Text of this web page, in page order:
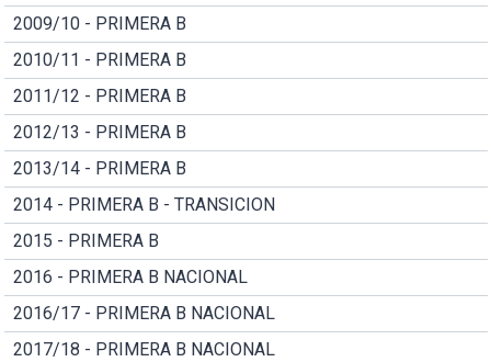
2009/10 - PRIMERA B
2010/11 - PRIMERA B
2011/12 - PRIMERA B
2012/13 - PRIMERA B
2013/14 - PRIMERA B
2014 - PRIMERA B - TRANSICION
2015 - PRIMERA B
2016 - PRIMERA B NACIONAL
2016/17 - PRIMERA B NACIONAL
2017/18 - PRIMERA B NACIONAL